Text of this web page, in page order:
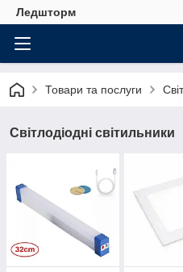
Ледшторм
Товари та послуги
Світлодіодні світильники